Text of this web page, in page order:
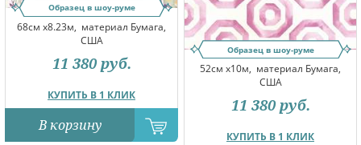
Образец в шоу-руме
68см x8.23м, материал Бумага,
США
КУПИТЬ В 1 КЛИК
11 380 руб.
В корзину
Образец в шоу-руме
52см x10м, материал Бумага,
США
КУПИТЬ В 1 КЛИК
11 380 руб.